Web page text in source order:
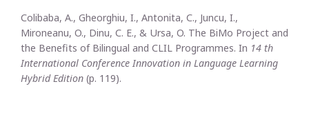
Colibaba, A., Gheorghiu, I., Antonita, C., Juncu, I.,
Mironeanu, O., Dinu, C. E., & Ursa, O. The BiMo Project and
the Benefits of Bilingual and CLIL Programmes. In 14 th
International Conference Innovation in Language Learning
Hybrid Edition (p. 119).